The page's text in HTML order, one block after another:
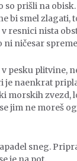
so prišli na obisk.
bi smel zlagati,
resnici nista
ni ničesar
v pesku plitvine,
je naenkrat
morskih zvezd,
jim ne moreš
sneg.